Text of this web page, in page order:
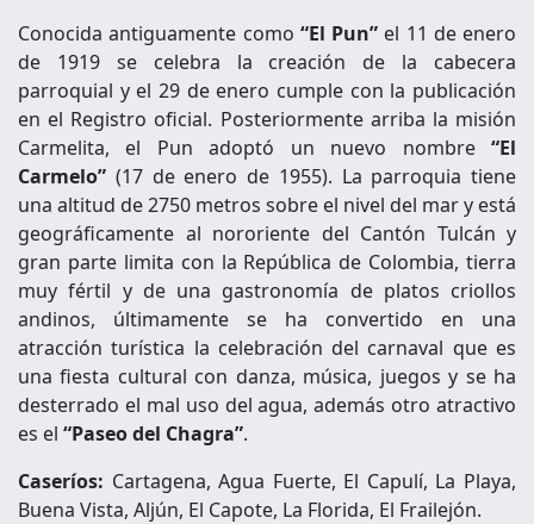
Conocida antiguamente como “El Pun” el 11 de enero
de 1919 se celebra la creación de la cabecera
parroquial y el 29 de enero cumple con la publicación
en el Registro oficial. Posteriormente arriba la misión
Carmelita, el Pun adoptó un nuevo nombre “El
Carmelo” (17 de enero de 1955). La parroquia tiene
una altitud de 2750 metros sobre el nivel del mar y está
geográficamente al nororiente del Cantón Tulcán y
gran parte limita con la República de Colombia, tierra
muy fértil y de una gastronomía de platos criollos
andinos, últimamente se ha convertido en una
atracción turística la celebración del carnaval que es
una fiesta cultural con danza, música, juegos y se ha
desterrado el mal uso del agua, además otro atractivo
es el “Paseo del Chagra”.
Caseríos: Cartagena, Agua Fuerte, El Capulí, La Playa,
Buena Vista, Aljún, El Capote, La Florida, El Frailejón.